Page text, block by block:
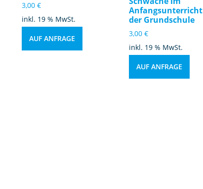
3,00 €
inkl. 19 % MwSt.
AUF ANFRAGE
Anfangsunterricht
der Grundschule
3,00€
inkl. 19 % MwSt.
AUF ANFRAGE